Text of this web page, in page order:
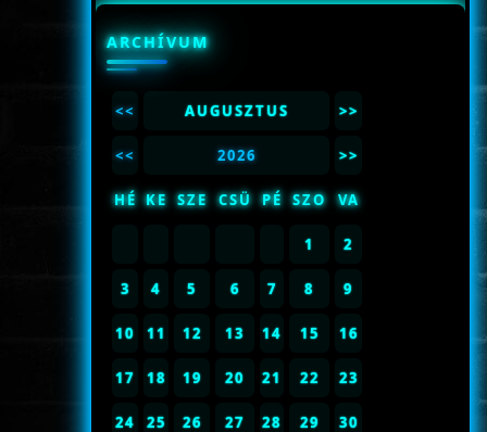
ARCHÍVUM
<< AUGUSZTUS >>
<< 2026 >>
HÉ KE SZE CSÜ PÉ SZO VA
1 2
3 4 5 6 7 8 9
10 11 12 13 14 15 16
17 18 19 20 21 22 23
24 25 26 27 28 29 30